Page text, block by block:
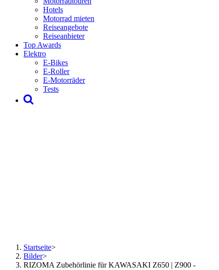
Hotels
Motorrad mieten
Reiseangebote
Reiseanbieter
Top Awards
Elektro
E-Bikes
E-Roller
E-Motorräder
Tests
Startseite>
Bilder>
RIZOMA Zubehörlinie für KAWASAKI Z650 | Z900 -